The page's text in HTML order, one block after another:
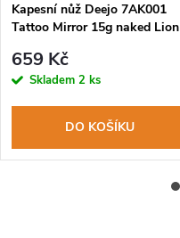
Kapesní nůž Deejo 7AK001
Tattoo Mirror 15g naked Lion
659 Kč
Skladem 2 ks
DO KOŠÍKU